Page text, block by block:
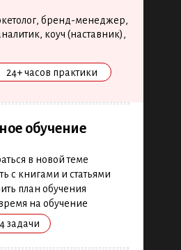
бренд-менеджер,
коуч (наставник),
24+ часов практики
в новой теме
с книгами и статьями
план обучения
на обучение
обучение
4 задачи
и обзор
блок
исследования